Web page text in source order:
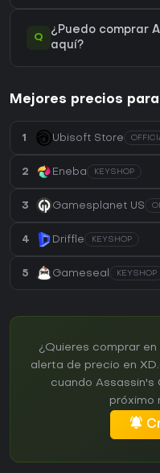
Q
¿Puedo comprar
aquí?
Mejores precios
1 Ubisoft Store
2 Eneba KEYSHOP
3 Gamesplanet US
4 Driffle KEYSHOP
5 Gameseal KEYSHOP
¿Quieres comprar
alerta de precio en
cuando Assassin's
próximo